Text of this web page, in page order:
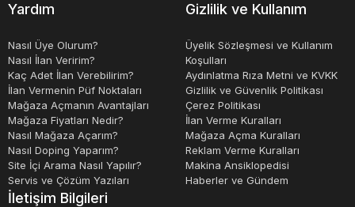
Yardım
Nasıl Üye Olurum?
Nasıl İlan Veririm?
Kaç Adet İlan Verebilirim?
İlan Vermenin Püf Noktaları
Mağaza Açmanın Avantajları
Mağaza Fiyatları Nedir?
Nasıl Mağaza Açarım?
Nasıl Doping Yaparım?
Site İçi Arama Nasıl Yapılır?
Servis ve Çözüm Yazıları
Gizlilik ve Kullanım
Üyelik Sözleşmesi ve Kullanım
Koşulları
Aydınlatma Rıza Metni ve KVKK
Gizlilik ve Güvenlik Politikası
Çerez Politikası
İlan Verme Kuralları
Mağaza Açma Kuralları
Reklam Verme Kuralları
Makina Ansiklopedisi
Haberler ve Gündem
İletişim Bilgileri